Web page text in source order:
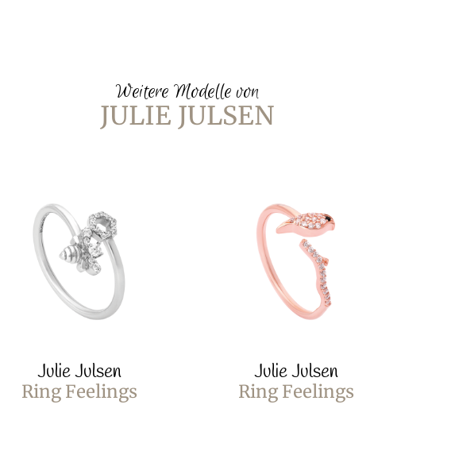
Weitere Modelle von
JULIE JULSEN
Julie Julsen
Ring Feelings
Julie Julsen
Ring Feelings